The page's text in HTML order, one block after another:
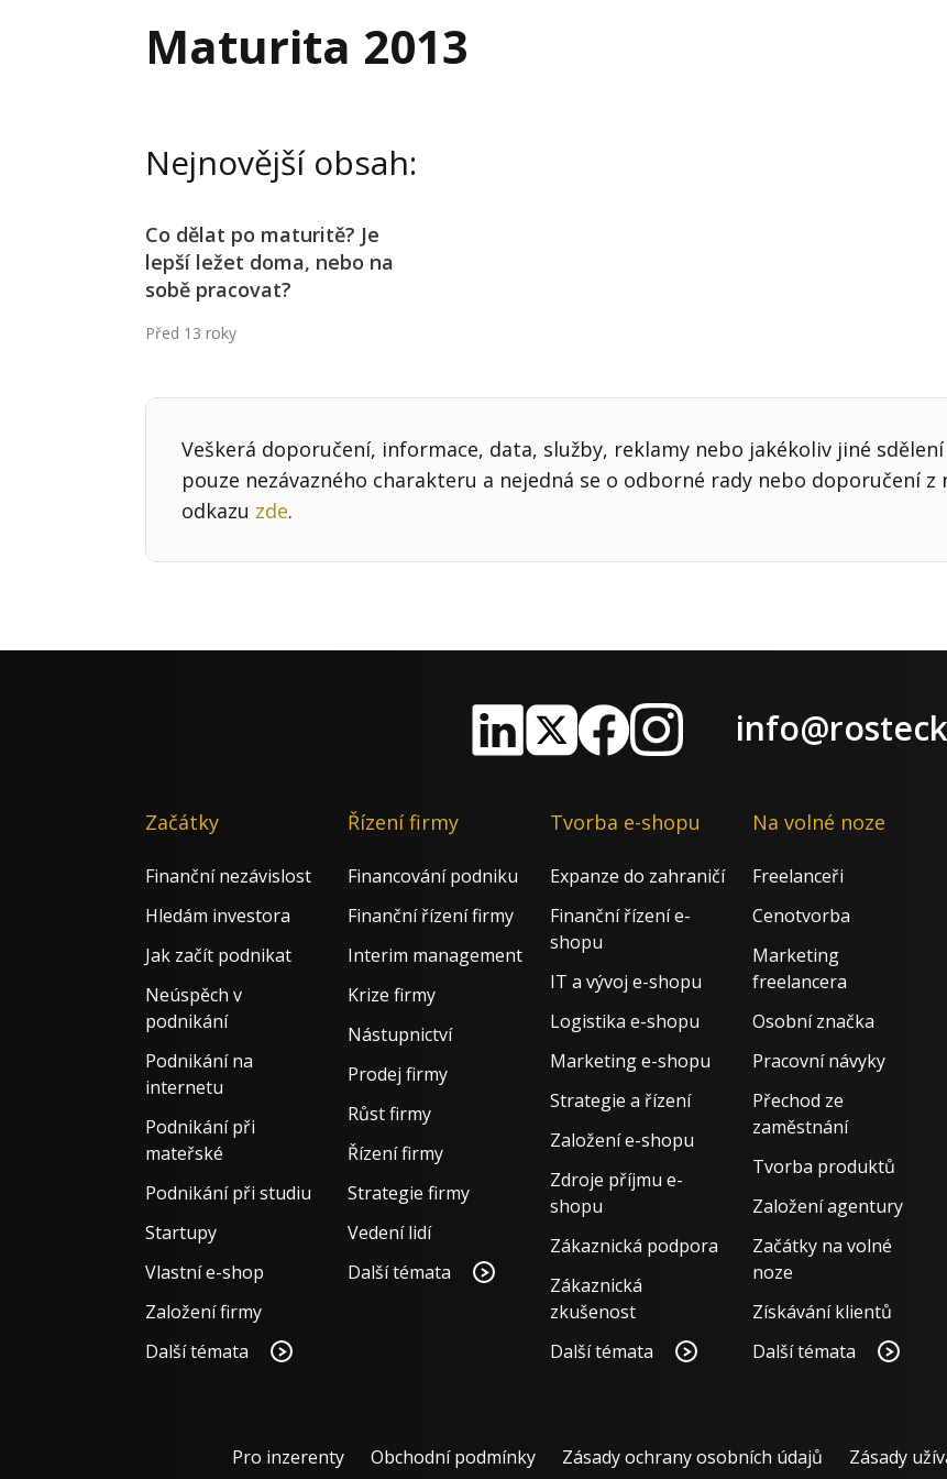
Interim management
Krizové řízení firmy
Projektové řízení
Maturita 2013
Nejnovější obsah:
Co dělat po maturitě? Je
lepší ležet doma, nebo na
sobě pracovat?
Před 13 roky
Veškerá doporučení, informace, data, služby, reklamy nebo jakékoliv jiné
pouze nezávazného charakteru a nejedná se o odborné rady nebo doporučení
odkazu zde.
Začátky
Finanční nezávislost
Hledám investora
Jak začít podnikat
Neúspěch v
podnikání
Podnikání na
internetu
Podnikání při
mateřské
Podnikání při studiu
Startupy
Vlastní e-shop
Založení firmy
Další témata
Řízení firmy
Financování podniku
Finanční řízení firmy
Interim management
Krize firmy
Nástupnictví
Prodej firmy
Růst firmy
Řízení firmy
Strategie firmy
Vedení lidí
Další témata
Tvorba e-shopu
Expanze do zahraničí
Finanční řízení e-
shopu
IT a vývoj e-shopu
Logistika e-shopu
Marketing e-shopu
Strategie a řízení
Založení e-shopu
Zdroje příjmu e-
shopu
Zákaznická podpora
Zákaznická
zkušenost
Další témata
Na volné noze
Freelanceři
Cenotvorba
Marketing
freelancera
Osobní značka
Pracovní návyky
Přechod ze
zaměstnání
Tvorba produktů
Založení agentury
Začátky na volné
noze
Získávání klientů
Další témata
Pro inzerenty Obchodní podmínky Zásady ochrany osobních údajů Zásady